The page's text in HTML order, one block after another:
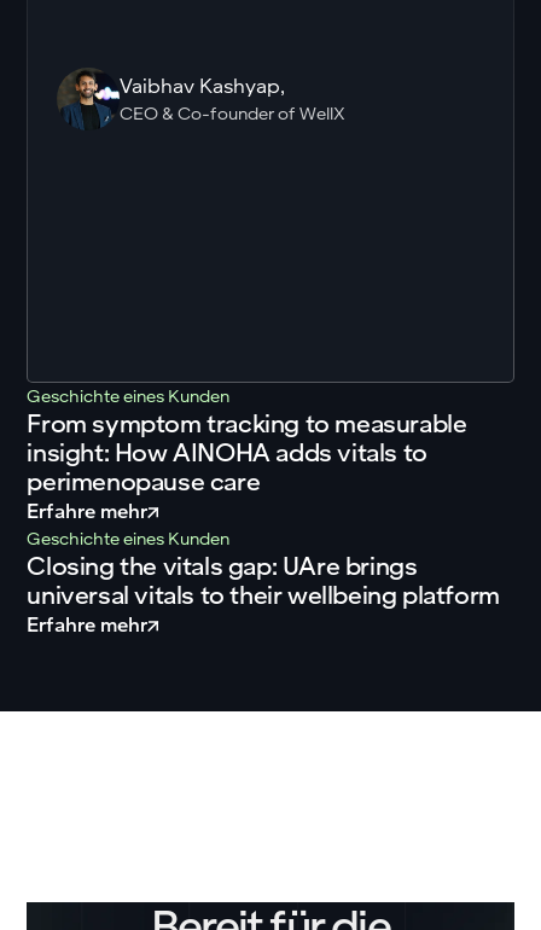
Vaibhav Kashyap,
CEO & Co-founder of WellX
Mihkel Mandre,
CEO of Lyfery
Leo Rosenbaum,
Founder of Heartery
Geschichte eines Kunden
From symptom tracking to measurable
insight: How AINOHA adds vitals to
perimenopause care
Erfahre mehr
Geschichte eines Kunden
Closing the vitals gap: UAre brings
universal vitals to their wellbeing platform
Erfahre mehr